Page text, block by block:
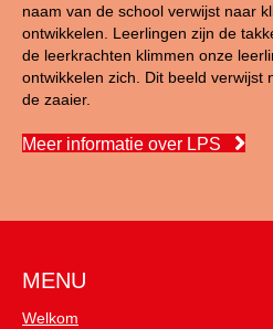
naam van de school verwijst naar
ontwikkelen. Leerlingen zijn de
de leerkrachten klimmen onze
ontwikkelen zich. Dit beeld verwijst
de zaaier.
Meer informatie over LPS
MENU
Welkom